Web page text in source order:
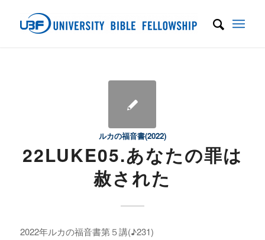
ルカの福音書(2022)
22LUKE05.あなたの罪は
赦された
2022年ルカの福音書第５講(♪231)